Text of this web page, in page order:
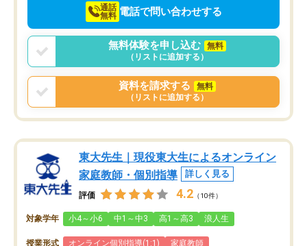
通話
無料 電話で問い合わせする
無料体験を申し込む
無料
（リストに追加する）
資料を請求する
無料
（リストに追加する）
東大先生｜現役東大生によるオンライン
家庭教師・個別指導
詳しく見る
評価 4.2 （10件）
対象学年 小4～小6 中1～中3 高1～高3 浪人生
授業形式 オンライン個別指導(1:1) 家庭教師